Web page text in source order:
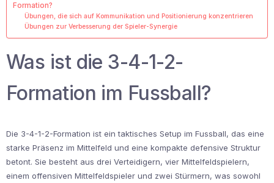
Formation?
Übungen, die sich auf Kommunikation und Positionierung konzentrieren
Übungen zur Verbesserung der Spieler-Synergie
Was ist die 3-4-1-2-
Formation im Fussball?
Die 3-4-1-2-Formation ist ein taktisches Setup im Fussball, das eine
starke Präsenz im Mittelfeld und eine kompakte defensive Struktur
betont. Sie besteht aus drei Verteidigern, vier Mittelfeldspielern,
einem offensiven Mittelfeldspieler und zwei Stürmern, was sowohl